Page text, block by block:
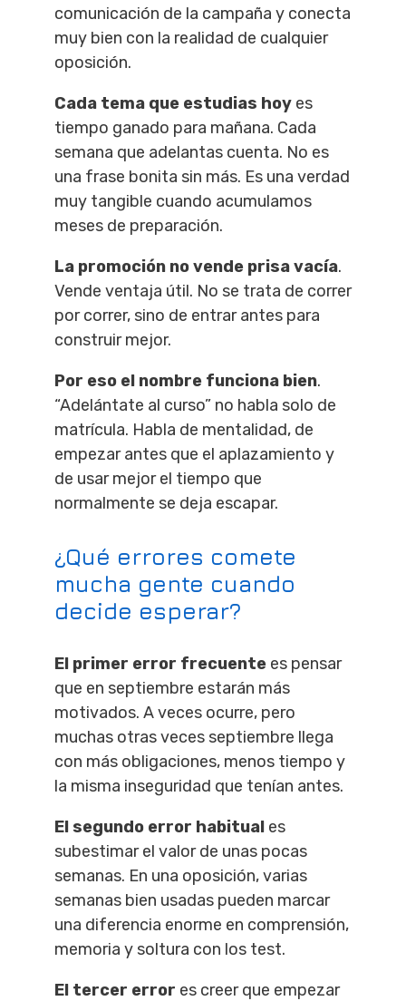
comunicación de la campaña y conecta
muy bien con la realidad de cualquier
oposición.
Cada tema que estudias hoy es
tiempo ganado para mañana. Cada
semana que adelantas cuenta. No es
una frase bonita sin más. Es una verdad
muy tangible cuando acumulamos
meses de preparación.
La promoción no vende prisa vacía.
Vende ventaja útil. No se trata de correr
por correr, sino de entrar antes para
construir mejor.
Por eso el nombre funciona bien.
“Adelántate al curso” no habla solo de
matrícula. Habla de mentalidad, de
empezar antes que el aplazamiento y
de usar mejor el tiempo que
normalmente se deja escapar.
¿Qué errores comete
mucha gente cuando
decide esperar?
El primer error frecuente es pensar
que en septiembre estarán más
motivados. A veces ocurre, pero
muchas otras veces septiembre llega
con más obligaciones, menos tiempo y
la misma inseguridad que tenían antes.
El segundo error habitual es
subestimar el valor de unas pocas
semanas. En una oposición, varias
semanas bien usadas pueden marcar
una diferencia enorme en comprensión,
memoria y soltura con los test.
El tercer error es creer que empezar